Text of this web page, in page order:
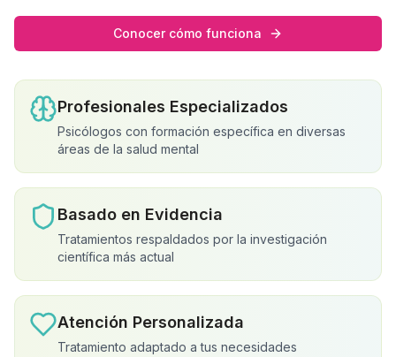
Conocer cómo funciona
Profesionales Especializados
Psicólogos con formación específica en diversas
áreas de la salud mental
Basado en Evidencia
Tratamientos respaldados por la investigación
científica más actual
Atención Personalizada
Tratamiento adaptado a tus necesidades